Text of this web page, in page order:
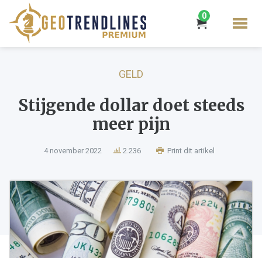
0
GELD
Stijgende dollar doet steeds
meer pijn
4 november 2022 2.236 Print dit artikel